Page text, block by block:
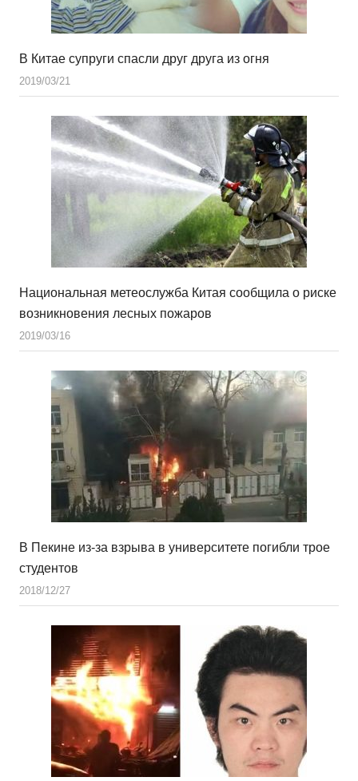
В Китае супруги спасли друг друга из огня
2019/03/21
Национальная метеослужба Китая сообщила о риске
возникновения лесных пожаров
2019/03/16
В Пекине из-за взрыва в университете погибли трое
студентов
2018/12/27